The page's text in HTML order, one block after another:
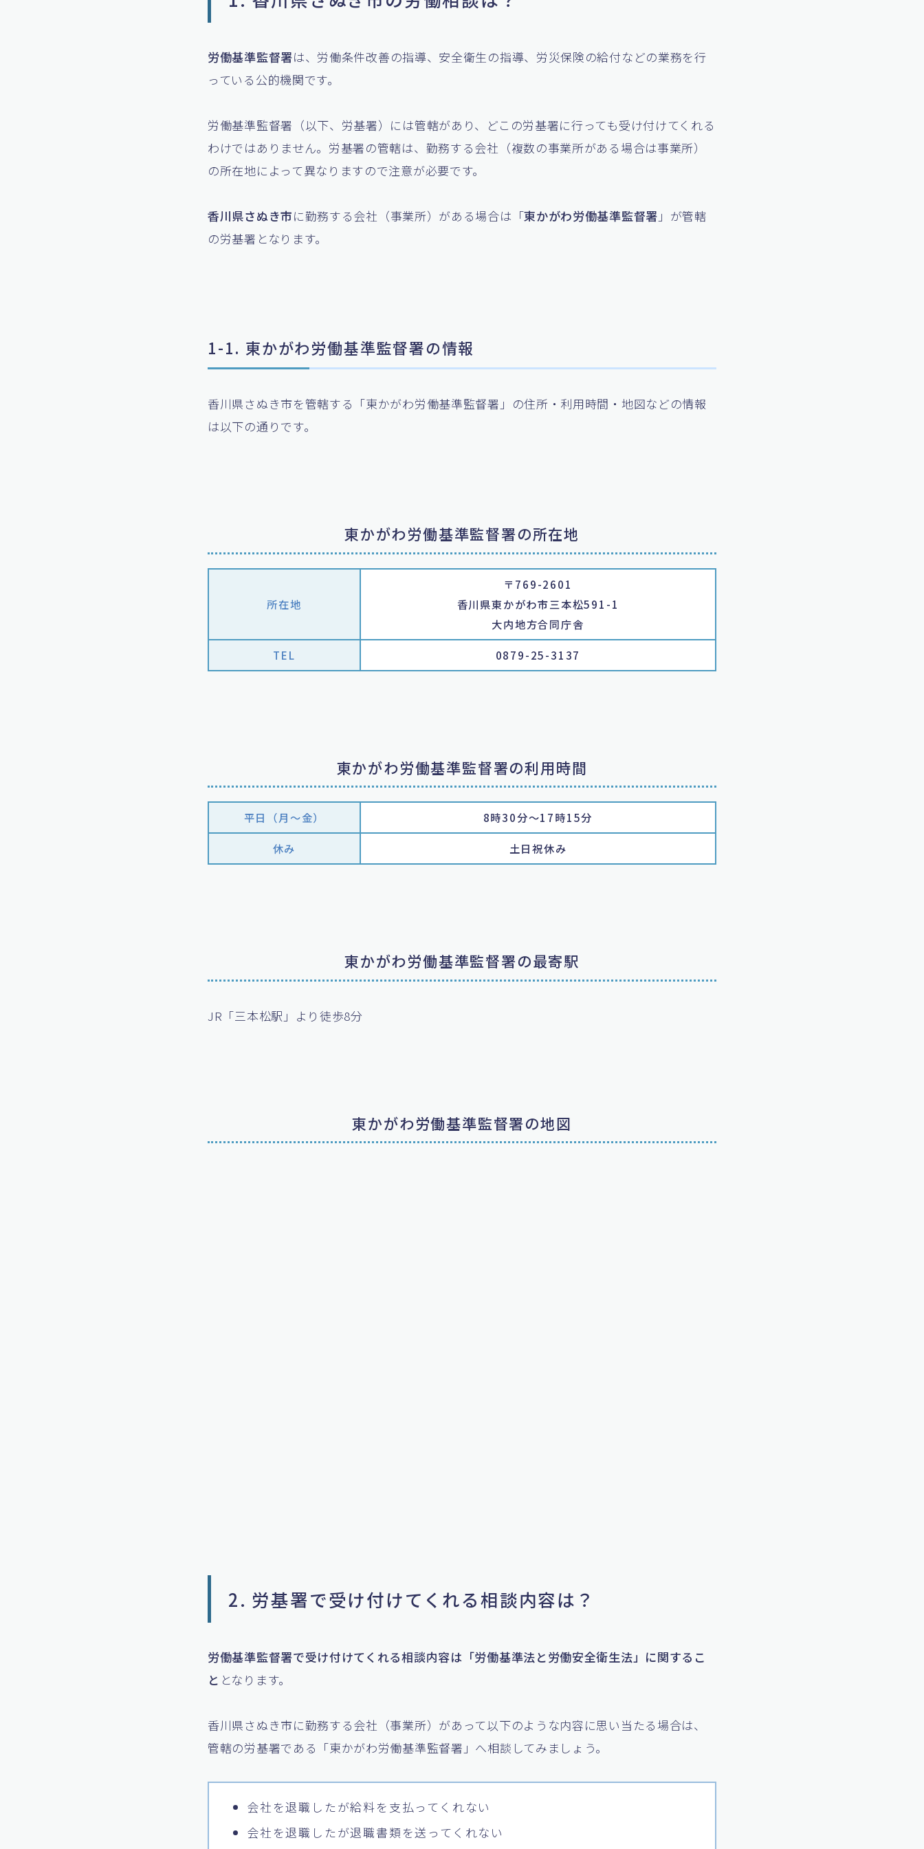
労働基準監督署は、労働条件改善の指導、安全衛生の指導、労災保険の給付などの業務を行
っている公的機関です。
労働基準監督署（以下、労基署）には管轄があり、どこの労基署に行っても受け付けてくれる
わけではありません。労基署の管轄は、勤務する会社（複数の事業所がある場合は事業所）
の所在地によって異なりますので注意が必要です。
香川県さぬき市に勤務する会社（事業所）がある場合は「東かがわ労働基準監督署 」が管轄
の労基署となります。
1-1. 東かがわ労働基準監督署の情報
香川県さぬき市を管轄する「東かがわ労働基準監督署」の住所・利用時間・地図などの情報
は以下の通りです。
東かがわ労働基準監督署の所在地
所在地
〒769-2601
香川県東かがわ市三本松591-1
大内地方合同庁舎
TEL 0879-25-3137
東かがわ労働基準監督署の利用時間
平日（月〜金） 8時30分～17時15分
休み 土日祝休み
東かがわ労働基準監督署の最寄駅
JR「三本松駅」より徒歩8分
東かがわ労働基準監督署の地図
2. 労基署で受け付けてくれる相談内容は？
労働基準監督署で受け付けてくれる相談内容は「労働基準法と労働安全衛生法」に関するこ
と となります。
香川県さぬき市に勤務する会社（事業所）があって以下のような内容に思い当たる場合は、
管轄の労基署である「東かがわ労働基準監督署」へ相談してみましょう。
会社を退職したが給料を支払ってくれない
会社を退職したが退職書類を送ってくれない